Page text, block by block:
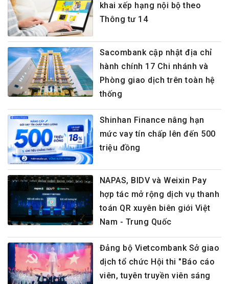
khai xếp hạng nội bộ theo
Thông tư 14
Sacombank cập nhật địa chỉ
hành chính 17 Chi nhánh và
Phòng giao dịch trên toàn hệ
thống
Shinhan Finance nâng hạn
mức vay tín chấp lên đến 500
triệu đồng
NAPAS, BIDV và Weixin Pay
hợp tác mở rộng dịch vụ thanh
toán QR xuyên biên giới Việt
Nam - Trung Quốc
Đảng bộ Vietcombank Sở giao
dịch tổ chức Hội thi "Báo cáo
viên, tuyên truyền viên sáng